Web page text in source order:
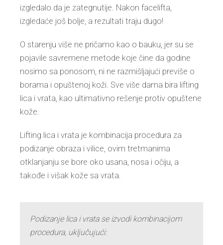
izgledalo da je zategnutije. Nakon facelifta,
izgledaće još bolje, a rezultati traju dugo!
O starenju više ne pričamo kao o bauku, jer su se
pojavile savremene metode koje čine da godine
nosimo sa ponosom, ni ne razmišljajući previše o
borama i opuštenoj koži. Sve više dama bira lifting
lica i vrata, kao ultimativno rešenje protiv opuštene
kože.
Lifting lica i vrata je kombinacija procedura za
podizanje obraza i vilice, ovim tretmanima
otklanjanju se bore oko usana, nosa i očiju, a
takođe i višak kože sa vrata.
Podizanje lica i vrata se izvodi kombinacijom
procedura, uključujući: